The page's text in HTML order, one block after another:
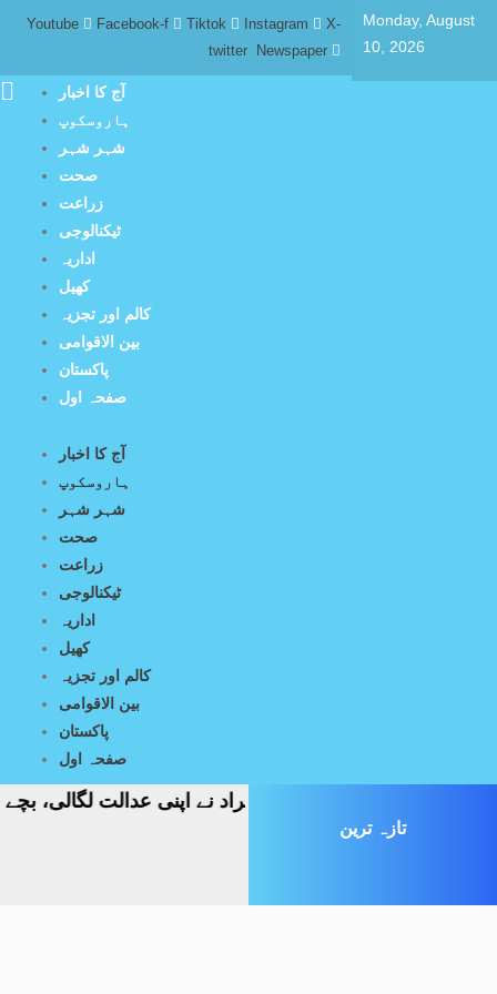
Youtube Facebook-f Tiktok Instagram
X-
twitter
Newspaper
Monday, August
10, 2026
آج کا اخبار
ہاروسکوپ
شہر شہر
صحت
زراعت
ٹیکنالوجی
اداریہ
کھیل
کالم اور تجزیہ
بین الاقوامی
پاکستان
صفحہ اول
آج کا اخبار
ہاروسکوپ
شہر شہر
صحت
زراعت
ٹیکنالوجی
اداریہ
کھیل
کالم اور تجزیہ
بین الاقوامی
پاکستان
صفحہ اول
کاشبہ، بااثر افراد نے اپنی عدالت لگالی، بچے پر
تازہ ترین